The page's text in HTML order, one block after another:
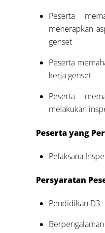
Peserta
menerapkan
genset
Peserta
kerja genset
Peserta
melakukan
Peserta yang
Pelaksana
Persyaratan
Pendidikan D3